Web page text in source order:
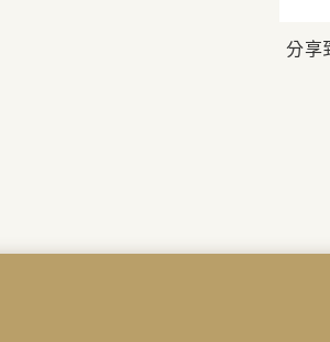
分享